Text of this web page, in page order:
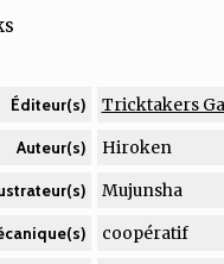
Éditeur(s) Tricktakers
Auteur(s) Hiroken
Mujunsha
coopératif